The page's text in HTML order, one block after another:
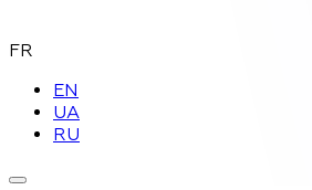
FR
EN
UA
RU